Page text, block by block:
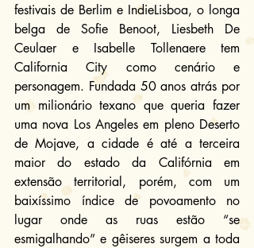
festivais de Berlim e IndieLisboa, o longa
belga de Sofie Benoot, Liesbeth De
Ceulaer e Isabelle Tollenaere tem
California City como cenário e
personagem. Fundada 50 anos atrás por
um milionário texano que queria fazer
uma nova Los Angeles em pleno Deserto
de Mojave, a cidade é até a terceira
maior do estado da Califórnia em
extensão territorial, porém, com um
baixíssimo índice de povoamento no
lugar onde as ruas estão “se
esmigalhando” e gêiseres surgem a toda